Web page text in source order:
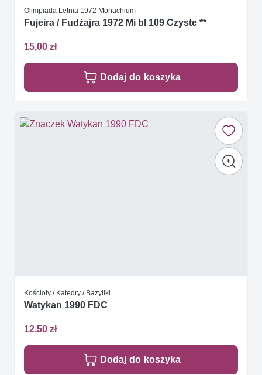
Olimpiada Letnia 1972 Monachium
Fujeira / Fudżajra 1972 Mi bl 109 Czyste **
15,00 zł
Dodaj do koszyka
Kościoły / Katedry / Bazyliki
Watykan 1990 FDC
12,50 zł
Dodaj do koszyka